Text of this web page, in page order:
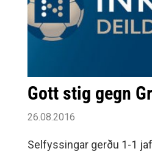
Gott stig gegn
26.08.2016
Selfyssingar gerðu 1-1